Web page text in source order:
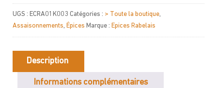
Épices
Rabelais
Extra
1kg
UGS :ECRA01K003 Catégories : > Toute la boutique,
Assaisonnements,Épices Marque :Epices Rabelais
Description
Informations complémentaires